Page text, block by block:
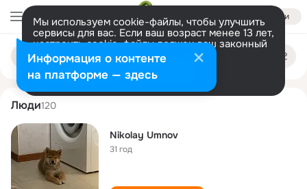
Войти
Мы используем cookie-файлы, чтобы улучшить
сервисы для вас. Если ваш возраст менее 13 лет,
настроить cookie-файлы должен ваш законный
представитель. Больше информации
Разрешить все Настроить
Поиск
людям
nikolay umnov
Люди120
Nikolay Umnov
31 год
Информация о контенте
на платформе — здесь